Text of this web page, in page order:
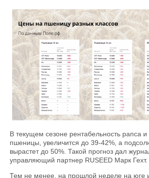
В текущем сезоне рентабельность рапса и
пшеницы, увеличится до 39-42%, а
вырастет до 50%. Такой прогноз дал
управляющий партнер RUSEED Марк Гехт.
Тем не менее, на прошлой неделе на юге